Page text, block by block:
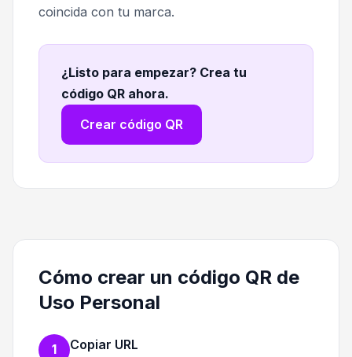
coincida con tu marca.
¿Listo para empezar? Crea tu
código QR ahora.
Crear código QR
Cómo crear un código QR de
Uso Personal
1 Copiar URL